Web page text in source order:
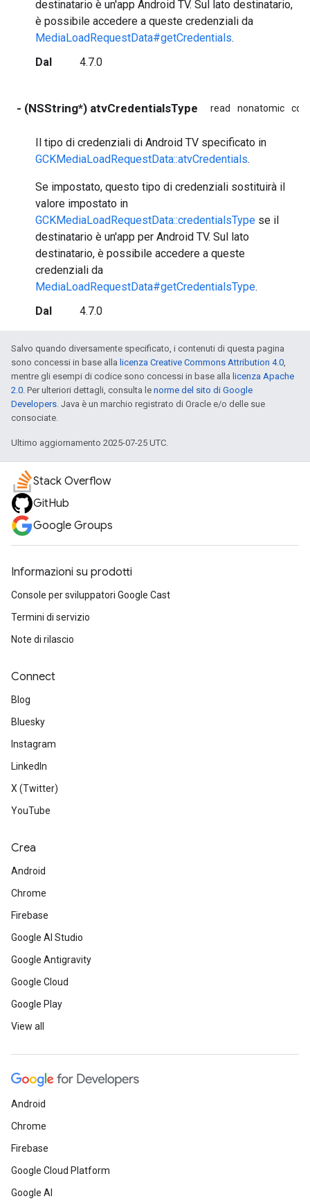
destinatario è un'app Android TV. Sul lato destinatario,
è possibile accedere a queste credenziali da
MediaLoadRequestData#getCredentials.
Dal
4.7.0
- (NSString*) atvCredentialsType read nonatomic
Il tipo di credenziali di Android TV specificato in
GCKMediaLoadRequestData::atvCredentials.
Se impostato, questo tipo di credenziali sostituirà il
valore impostato in
GCKMediaLoadRequestData::credentialsType se il
destinatario è un'app per Android TV. Sul lato
destinatario, è possibile accedere a queste
credenziali da
MediaLoadRequestData#getCredentialsType.
Dal
4.7.0
Salvo quando diversamente specificato, i contenuti di questa pagina
sono concessi in base alla licenza Creative Commons Attribution 4.0
mentre gli esempi di codice sono concessi in base alla licenza Apache
2.0 . Per ulteriori dettagli, consulta le norme del sito di Google
Developers . Java è un marchio registrato di Oracle e/o delle sue
consociate.
Ultimo aggiornamento 2025-07-25 UTC.
Stack Overflow
GitHub
Google Groups
Informazioni su prodotti
Console per sviluppatori Google Cast
Termini di servizio
Note di rilascio
Connect
Blog
Bluesky
Instagram
LinkedIn
X (Twitter)
YouTube
Crea
Android
Chrome
Firebase
Google AI Studio
Google Antigravity
Google Cloud
Google Play
View all
Android
Chrome
Firebase
Google Cloud Platform
Google AI